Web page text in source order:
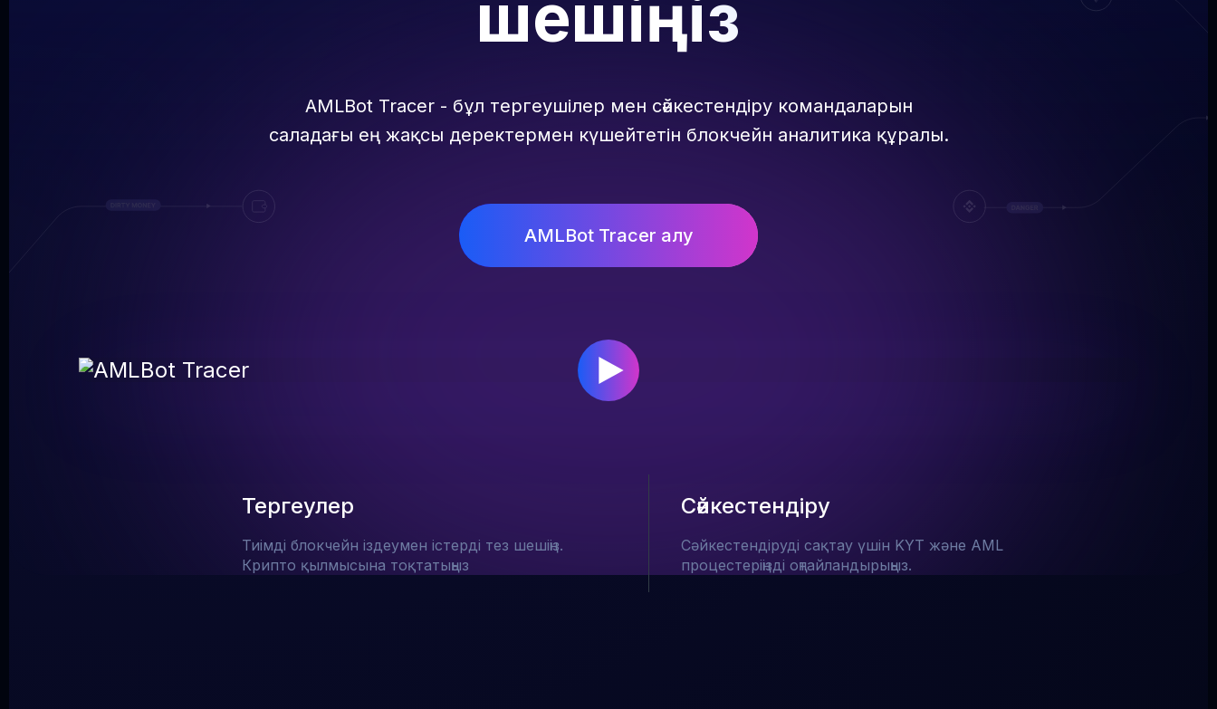
шешіңіз
AMLBot Tracer - бұл тергеушілер мен сәйкестендіру командаларын
саладағы ең жақсы деректермен күшейтетін блокчейн аналитика құралы.
AMLBot Tracer алу
Тергеулер
Тиімді блокчейн іздеумен істерді тез шешіңіз.
Крипто қылмысына тоқтатыңыз
Сәйкестендіру
Сәйкестендіруді сақтау үшін KYT және AML
процестеріңізді оңтайландырыңыз.